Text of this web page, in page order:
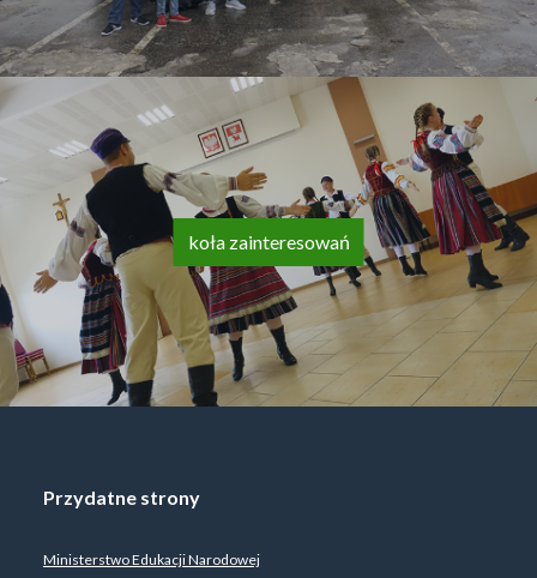
koła zainteresowań
Przydatne strony
Ministerstwo Edukacji Narodowej